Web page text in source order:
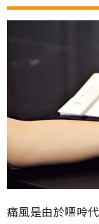
痛風是由於嘌呤